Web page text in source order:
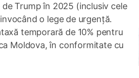
Trump în 2025 (inclusiv cele
o lege de urgență.
temporară de 10% pentru
Moldova, în conformitate cu